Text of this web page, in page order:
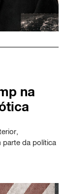
na
parte da política